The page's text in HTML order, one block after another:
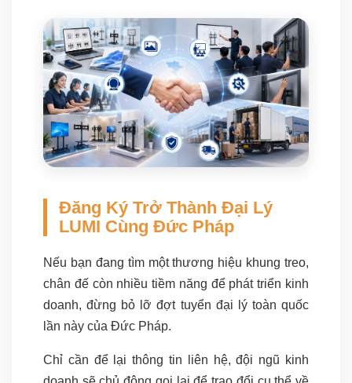
Đăng Ký Trở Thành Đại Lý
LUMI Cùng Đức Pháp
Nếu bạn đang tìm một thương hiệu khung treo,
chân đế còn nhiều tiềm năng để phát triển kinh
doanh, đừng bỏ lỡ đợt tuyển đại lý toàn quốc
lần này của Đức Pháp.
Chỉ cần để lại thông tin liên hệ, đội ngũ kinh